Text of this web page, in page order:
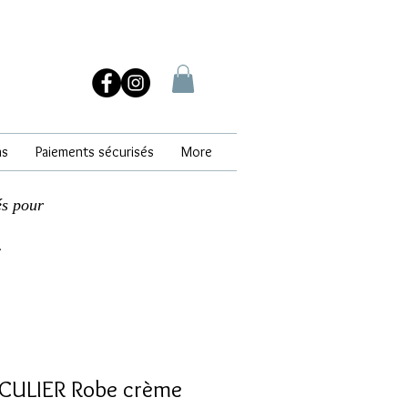
Paiements sécurisés More
pour
Robe crème